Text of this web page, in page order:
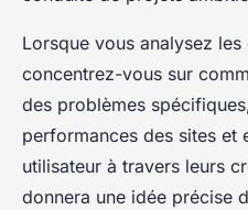
Lorsque vous analysez les
concentrez-vous sur
des problèmes
performances des sites et
utilisateur à travers leurs
donnera une idée précise